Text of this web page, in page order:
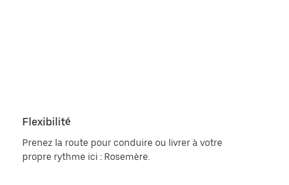
Flexibilité
Prenez la route pour conduire ou livrer à votre
propre rythme ici : Rosemère.